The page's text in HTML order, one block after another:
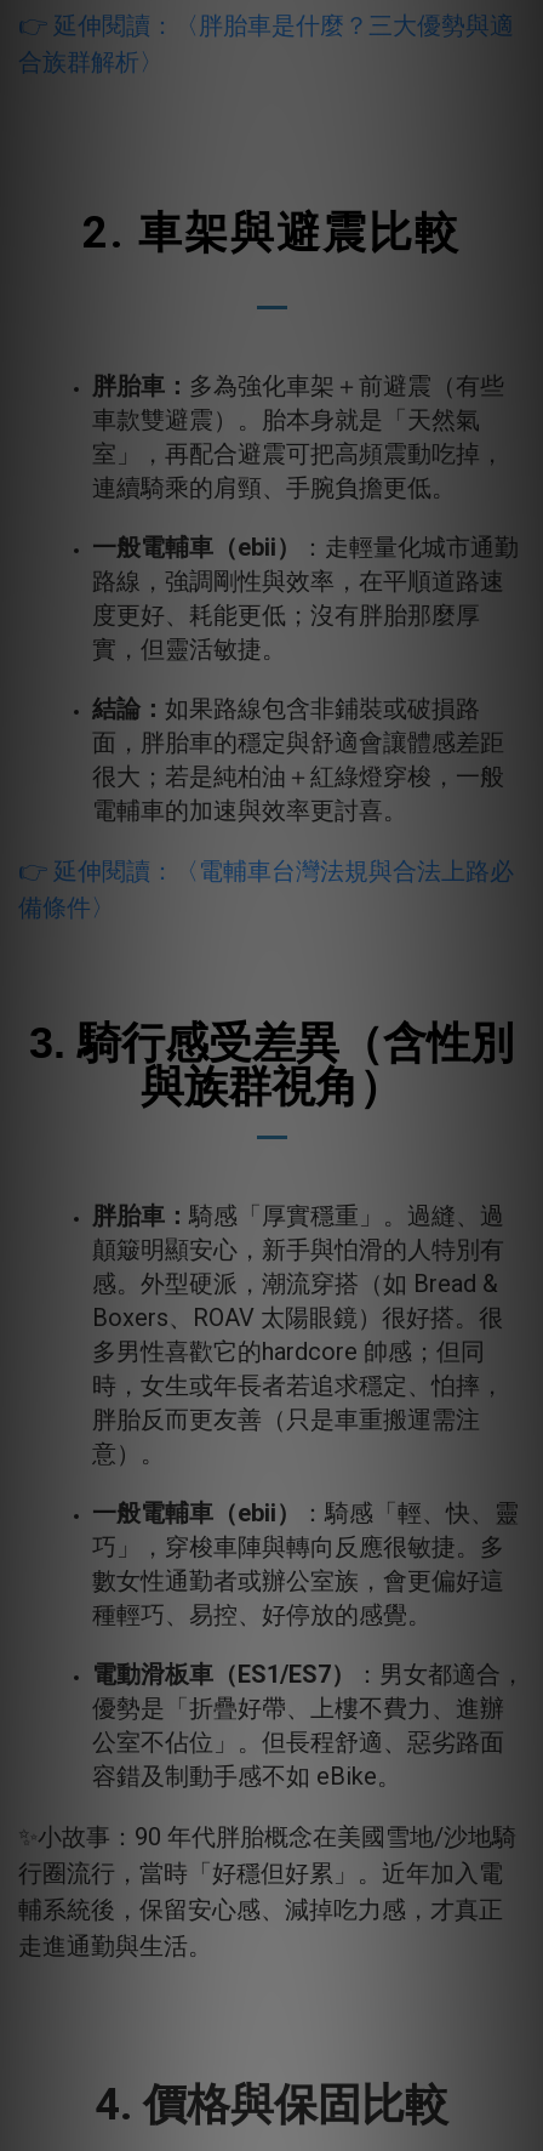
👉 延伸閱讀： 〈 胖胎車是什麼？三大優勢與適
合族群解析〉
2. 車架與避震比較
胖胎車： 多為強化車架＋前避震（有些
車款雙避震）。胎本身就是「天然氣
室」，再配合避震可把高頻震動吃掉，
連續騎乘的肩頸、手腕負擔更低。
一般電輔車（ebii）
：走輕量化城市通勤
路線，強調剛性與效率，在平順道路速
度更好、耗能更低；沒有胖胎那麼厚
實，但靈活敏捷。
結論： 如果路線包含非鋪裝或破損路
面，胖胎車的穩定與舒適會讓體感差距
很大；若是純柏油＋紅綠燈穿梭，一般
電輔車的加速與效率更討喜。
👉 延伸閱讀： 〈 電輔車台灣法規與合法上路必
備條件〉
3. 騎行感受差異（含性別
與族群視角）
胖胎車： 騎感「厚實穩重」。過縫、過
顛簸明顯安心，新手與怕滑的人特別有
感。外型硬派，潮流穿搭（如 Bread &
Boxers、ROAV 太陽眼鏡）很好搭。很
多男性喜歡它的hardcore 帥感；但同
時，女生或年長者若追求穩定、怕摔，
胖胎反而更友善（只是車重搬運需注
意）。
一般電輔車（ebii）
：騎感「輕、快、靈
巧」，穿梭車陣與轉向反應很敏捷。多
數女性通勤者或辦公室族，會更偏好這
種輕巧、易控、好停放的感覺。
電動滑板車（ES1/ES7）
：男女都適合，
優勢是「折疊好帶、上樓不費力、進辦
公室不佔位」。但長程舒適、惡劣路面
容錯及制動手感不如 eBike。
✨小故事：90 年代胖胎概念在美國雪地/沙地騎
行圈流行，當時「好穩但好累」。近年加入電
輔系統後，保留安心感、減掉吃力感，才真正
走進通勤與生活。
4. 價格與保固比較